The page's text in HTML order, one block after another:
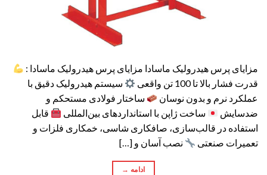
مزایای پرس هیدرولیک ماسادا مزایای پرس هیدرولیک ماسادا :
قدرت فشار بالا تا 100 تن واقعی
سیستم هیدرولیک دقیق با
عملکرد نرم و بدون نوسان
ساختار فولادی مستحکم و
ضدسایش
ساخت ژاپن با استانداردهای بین‌المللی
قابل
استفاده در قالب‌سازی، صافکاری شاسی، خمکاری فلزات و
تعمیرات صنعتی
نصب آسان و […]
ادامه →